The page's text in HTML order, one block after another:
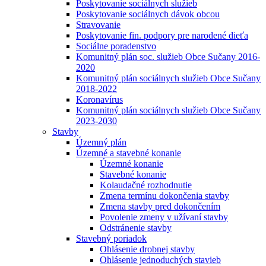
Poskytovanie sociálnych služieb
Poskytovanie sociálnych dávok obcou
Stravovanie
Poskytovanie fin. podpory pre narodené dieťa
Sociálne poradenstvo
Komunitný plán soc. služieb Obce Sučany 2016-
2020
Komunitný plán sociálnych služieb Obce Sučany
2018-2022
Koronavírus
Komunitný plán sociálnych služieb Obce Sučany
2023-2030
Stavby
Územný plán
Územné a stavebné konanie
Územné konanie
Stavebné konanie
Kolaudačné rozhodnutie
Zmena termínu dokončenia stavby
Zmena stavby pred dokončením
Povolenie zmeny v užívaní stavby
Odstránenie stavby
Stavebný poriadok
Ohlásenie drobnej stavby
Ohlásenie jednoduchých stavieb